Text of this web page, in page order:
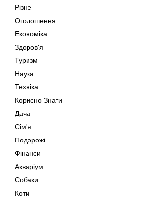
Різне
Оголошення
Економіка
Здоров'я
Туризм
Наука
Техніка
Корисно Знати
Дача
Сім'я
Подорожі
Фінанси
Акваріум
Собаки
Коти